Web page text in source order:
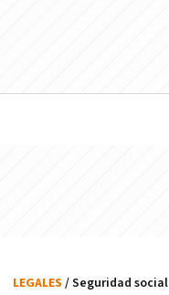
LEGALES / Seguridad social